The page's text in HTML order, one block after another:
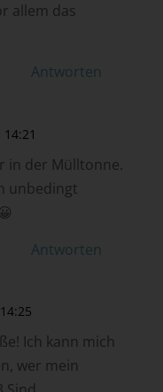
allem das
Antworten
in der Mülltonne.
unbedingt
Antworten
Ich kann mich
wer mein